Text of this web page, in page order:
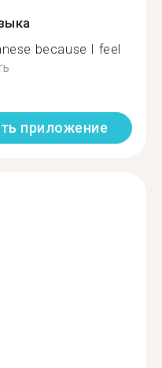
because I feel
приложение